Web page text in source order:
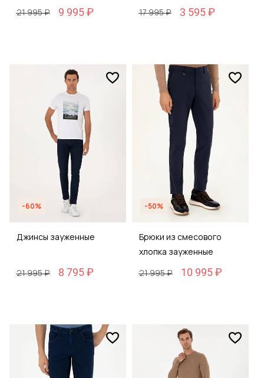
21 995 ₽ 9 995 ₽ 17 995 ₽ 3 595 ₽
-60%
Джинсы зауженные
21 995 ₽ 8 795 ₽
-50%
Брюки из смесового
хлопка зауженные
21 995 ₽
10 995 ₽